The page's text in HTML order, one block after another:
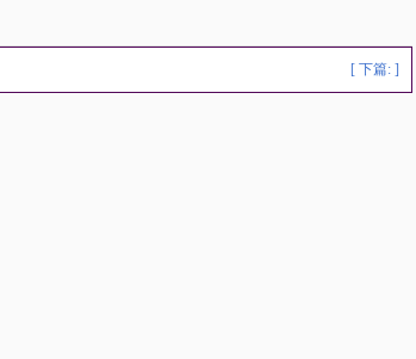
[ 下篇: ]